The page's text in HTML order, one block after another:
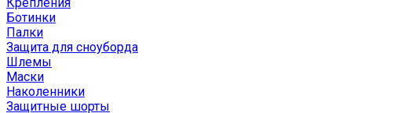
Ботинки
Палки
Защита для сноуборда
Шлемы
Маски
Наколенники
Защитные шорты